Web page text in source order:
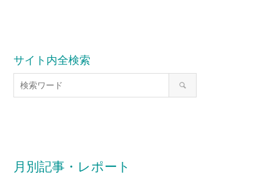
サイト内全検索
月別記事・レポート